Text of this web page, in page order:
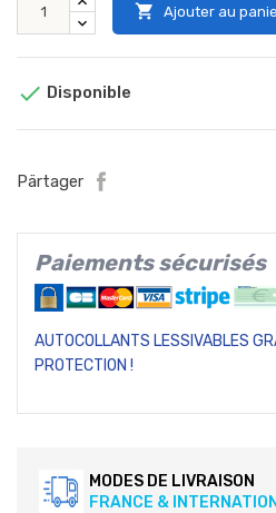
 Ajouter au
 Disponible
Pärtager
Paiements sécurisés
AUTOCOLLANTS LESSIVABLES
PROTECTION !
MODES DE LIVRAISON
FRANCE &